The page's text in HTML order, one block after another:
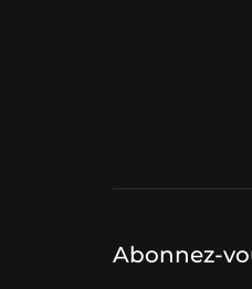
Abonnez-